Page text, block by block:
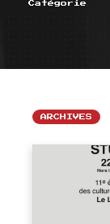
Catégorie
ARCHIVES